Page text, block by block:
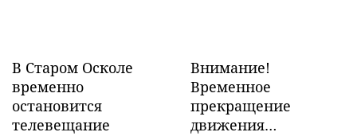
В Старом Осколе
временно
остановится
телевещание
Внимание!
Временное
прекращение
движения